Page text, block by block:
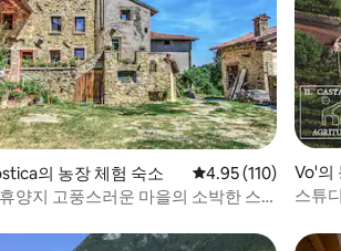
), 후기 113개
의 농장 체험 숙소 평점 4.95점(5점 만
4.95 (110)
양지 고풍스러운 마을의 소박한 스
Vo'의
스튜